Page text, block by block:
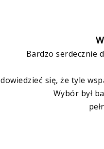
Bardzo serdecznie
dowiedzieć się, że tyle
Wybór był